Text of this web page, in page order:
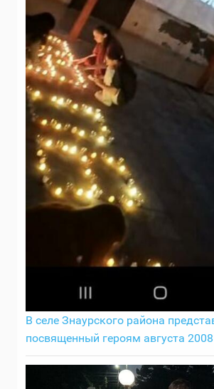
В селе Знаурского района
посвященный героям августа